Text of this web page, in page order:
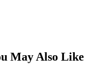
May Also Like